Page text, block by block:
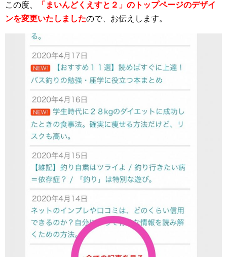
この度、
「まいんどくえすと２」のトップページのデザイ
ンを変更いたしましたので、お伝えします。